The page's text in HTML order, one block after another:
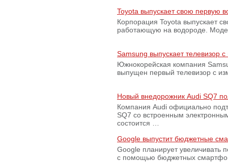
Toyota выпускает свою первую
Корпорация Toyota выпускает
работающую на водороде.
Samsung выпускает телевизор
Южнокорейская компания
выпущен первый телевизор с
Новый внедорожник Audi SQ7
Компания Audi официально
SQ7 со встроенным
состоится …
Google выпустит бюджетные
Google планирует увеличивать
с помощью бюджетных